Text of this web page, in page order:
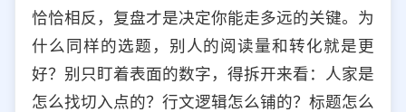
恰恰相反，复盘才是决定你能走多远的关键。为
什么同样的选题，别人的阅读量和转化就是更
好？别只盯着表面的数字，得拆开来看：人家是
怎么找切入点的？行文逻辑怎么铺的？标题怎么